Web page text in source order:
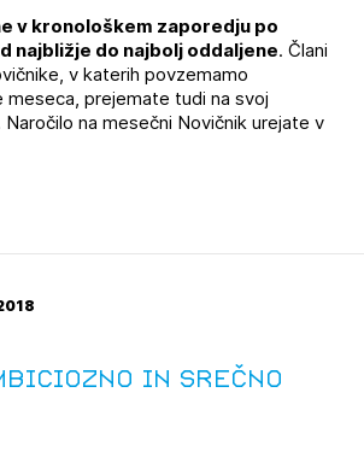
ZAPS uporabniškim imenom in geslom.
v kronološkem zaporedju po
najbližje do najbolj oddaljene. Člani
v katerih povzemamo
prejemate tudi na svoj
na mesečni Novičnik urejate v
in srečno
z novicami in se naročite na
svojo izbiro.
na vaš elektronski naslov.
objave